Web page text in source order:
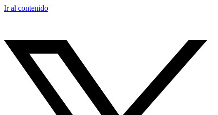
Ir al contenido